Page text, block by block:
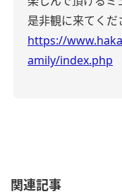
是非観に来てくだ
https://
amily/index.php
関連記事